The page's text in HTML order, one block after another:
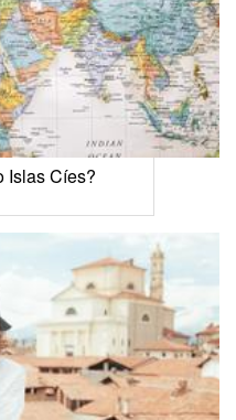
Islas Cíes?